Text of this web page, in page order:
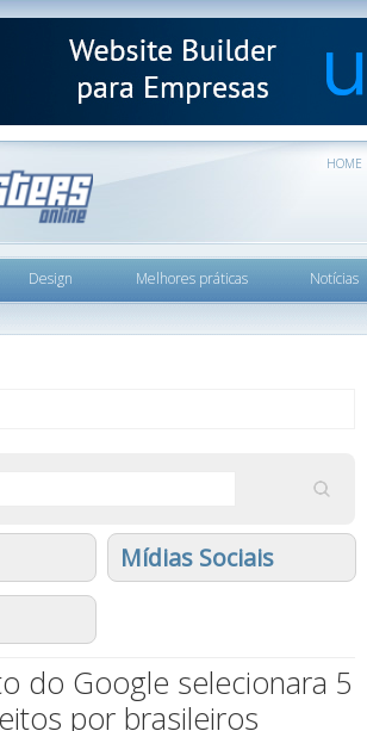
HOME
Design Melhores práticas Notícias
Mídias Sociais
do Google selecionara 5
por brasileiros